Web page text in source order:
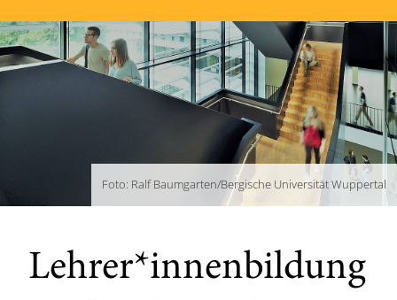
Foto: Ralf Baumgarten/Bergische Universität Wuppertal
Lehrer*innenbildung